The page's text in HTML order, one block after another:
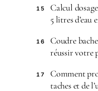
15
Calcul
5 litres d’eau
16
Coudre
réussir votre
17
Comment
taches et de